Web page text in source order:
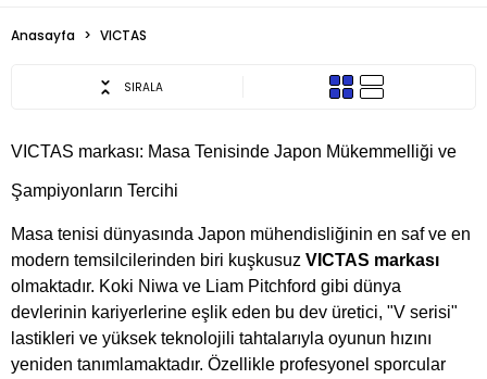
Anasayfa VICTAS
SIRALA
VICTAS markası: Masa Tenisinde Japon Mükemmelliği ve
Şampiyonların Tercihi
Masa tenisi dünyasında Japon mühendisliğinin en saf ve en
modern temsilcilerinden biri kuşkusuz VICTAS markası
olmaktadır. Koki Niwa ve Liam Pitchford gibi dünya
devlerinin kariyerlerine eşlik eden bu dev üretici, "V serisi"
lastikleri ve yüksek teknolojili tahtalarıyla oyunun hızını
yeniden tanımlamaktadır. Özellikle profesyonel sporcular